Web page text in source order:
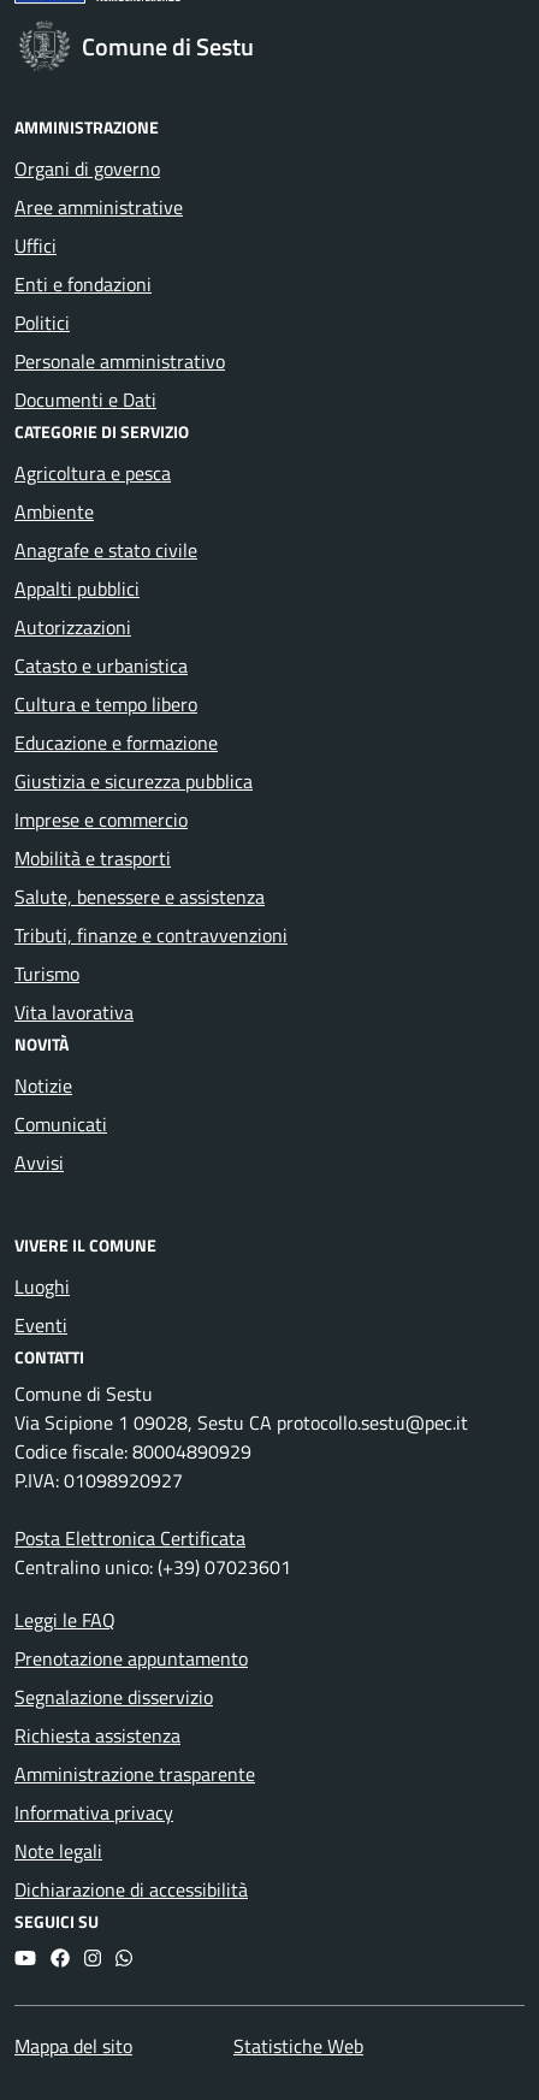
Comune di Sestu
AMMINISTRAZIONE
Organi di governo
Aree amministrative
Uffici
Enti e fondazioni
Politici
Personale amministrativo
Documenti e Dati
CATEGORIE DI SERVIZIO
Agricoltura e pesca
Ambiente
Anagrafe e stato civile
Appalti pubblici
Autorizzazioni
Catasto e urbanistica
Cultura e tempo libero
Educazione e formazione
Giustizia e sicurezza pubblica
Imprese e commercio
Mobilità e trasporti
Salute, benessere e assistenza
Tributi, finanze e contravvenzioni
Turismo
Vita lavorativa
NOVITÀ
Notizie
Comunicati
Avvisi
VIVERE IL COMUNE
Luoghi
Eventi
CONTATTI
Comune di Sestu
Via Scipione 1 09028, Sestu CA protocollo.sestu@pec.it
Codice fiscale: 80004890929
P.IVA: 01098920927
Posta Elettronica Certificata
Centralino unico: (+39) 07023601
Leggi le FAQ
Prenotazione appuntamento
Segnalazione disservizio
Richiesta assistenza
Amministrazione trasparente
Informativa privacy
Note legali
Dichiarazione di accessibilità
SEGUICI SU
YouTubeFacebookInstagram
Whatsapp
Mappa del sito Statistiche Web